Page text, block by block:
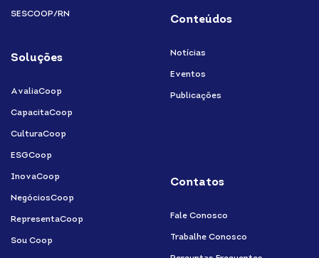
SESCOOP/RN
Soluções
AvaliaCoop
CapacitaCoop
CulturaCoop
ESGCoop
InovaCoop
NegóciosCoop
RepresentaCoop
Sou Coop
Conteúdos
Notícias
Eventos
Publicações
Contatos
Fale Conosco
Trabalhe Conosco